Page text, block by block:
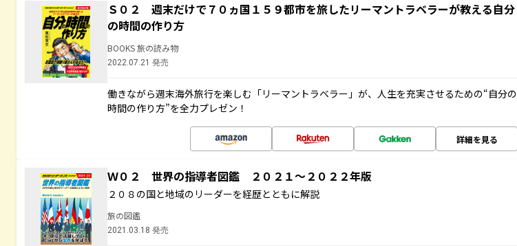
Ｓ０２ 週末だけで７０ヵ国１５９都市を旅したリーマントラベラーが教える自分
の時間の作り方
BOOKS 旅の読み物
2022.07.21 発売
働きながら週末海外旅行を楽しむ「リーマントラベラー」が、人生を充実させるための“自分の
時間の作り方”を全力プレゼン！
詳細を見る
Ｗ０２ 世界の指導者図鑑 ２０２１～２０２２年版
２０８の国と地域のリーダーを経歴とともに解説
旅の図鑑
2021.03.18 発売